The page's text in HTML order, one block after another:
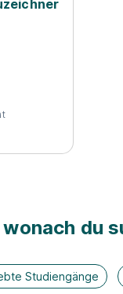
du
Studiengänge